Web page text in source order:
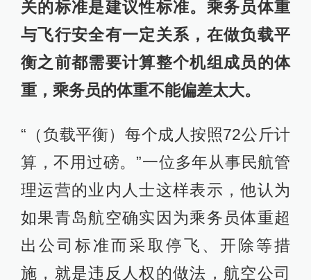
关的标准是建议性标准。乘务员体重
与飞行安全有一定关系，在做负载平
衡之前都需要计算整个机组成员的体
重，乘务员的体重不能偏差太大。
“（负载平衡）每个成人按照72公斤计
算，不用过磅。”一位多年从事民航管
理运营的业内人士这样表示，他认为
如果青岛航空确实因为乘务员体重超
出公司标准而采取停飞、开除等措
施，就是违反人权的做法，航空公司